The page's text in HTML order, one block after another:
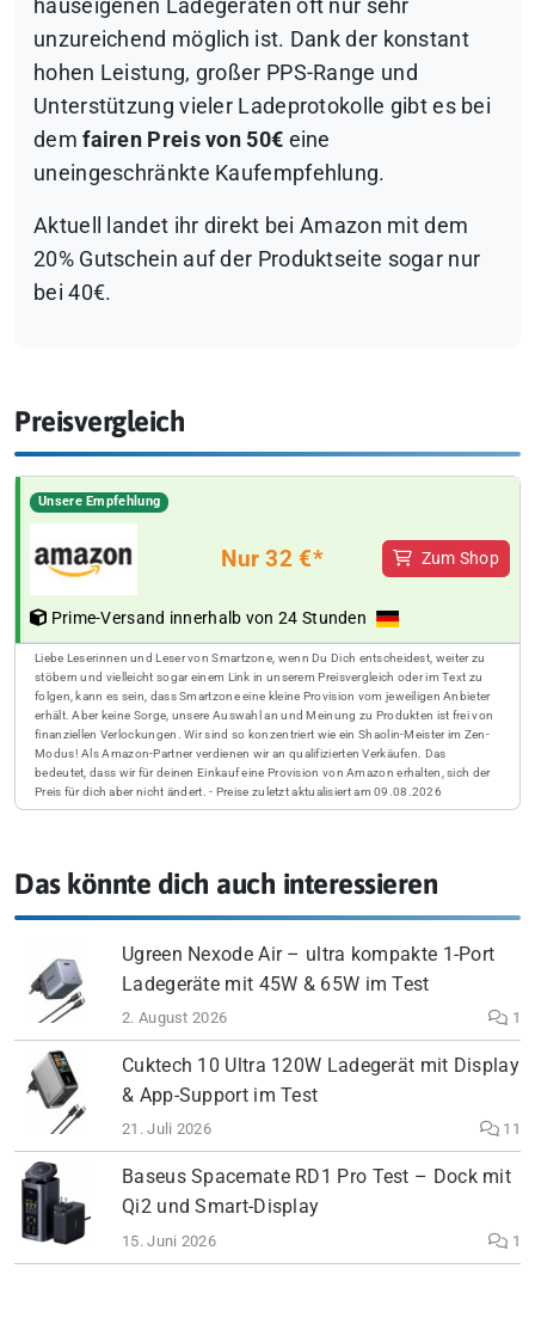
hauseigenen Ladegeräten oft nur sehr
unzureichend möglich ist. Dank der konstant
hohen Leistung, großer PPS-Range und
Unterstützung vieler Ladeprotokolle gibt es bei
demfairen Preis von 50€ eine
uneingeschränkte Kaufempfehlung.
Aktuell landet ihr direkt bei Amazon mit dem
20% Gutschein auf der Produktseite sogar nur
bei 40€.
Preisvergleich
Unsere Empfehlung
Nur 32 €* Zum Shop
Prime-Versand innerhalb von 24 Stunden
Liebe Leserinnen und Leser von Smartzone, wenn Du Dich entscheidest, weiter zu
stöbern und vielleicht sogar einem Link in unserem Preisvergleich oder im Text zu
folgen, kann es sein, dass Smartzone eine kleine Provision vom jeweiligen Anbieter
erhält. Aber keine Sorge, unsere Auswahl an und Meinung zu Produkten ist frei von
finanziellen Verlockungen. Wir sind so konzentriert wie ein Shaolin-Meister im Zen-
Modus! Als Amazon-Partner verdienen wir an qualifizierten Verkäufen. Das
bedeutet, dass wir für deinen Einkauf eine Provision von Amazon erhalten, sich der
Preis für dich aber nicht ändert. - Preise zuletzt aktualisiert am 09.08.2026
Das könnte dich auch interessieren
Ugreen Nexode Air – ultra kompakte 1-Port
Ladegeräte mit 45W & 65W im Test
2. August 2026 1
Cuktech 10 Ultra 120W Ladegerät mit Display
& App-Support im Test
21. Juli 2026 11
Baseus Spacemate RD1 Pro Test – Dock mit
Qi2 und Smart-Display
15. Juni 2026 1